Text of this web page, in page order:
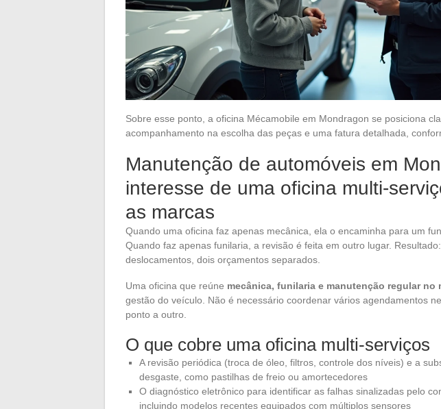
Sobre esse ponto, a oficina Mécamobile em Mondragon se posiciona
acompanhamento na escolha das peças e uma fatura detalhada,
Manutenção de automóveis em
interesse de uma oficina multi-
as marcas
Quando uma oficina faz apenas mecânica, ela o encaminha para um
Quando faz apenas funilaria, a revisão é feita em outro lugar.
deslocamentos, dois orçamentos separados.
Uma oficina que reúne mecânica, funilaria e manutenção regular no
gestão do veículo. Não é necessário coordenar vários agendamentos
ponto a outro.
O que cobre uma oficina multi-serviços
A revisão periódica (troca de óleo, filtros, controle dos níveis) e a
desgaste, como pastilhas de freio ou amortecedores
O diagnóstico eletrônico para identificar as falhas sinalizadas pelo
incluindo modelos recentes equipados com múltiplos sensores